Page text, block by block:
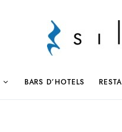
BARS D’HOTELS